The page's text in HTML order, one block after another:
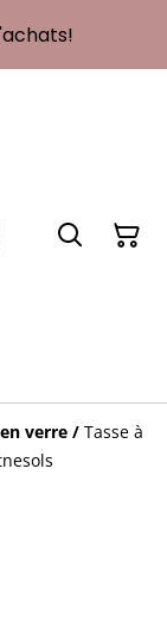
verre / Tasse à